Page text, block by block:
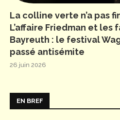
La colline verte n’a pas
L’affaire Friedman et les
Bayreuth : le festival
passé antisémite
26 juin 2026
EN BREF